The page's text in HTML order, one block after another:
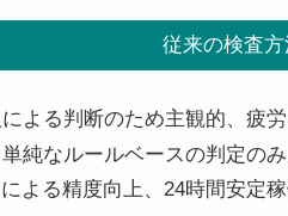
従来の検査
よる判断のため主観的、疲
純なルールベースの判定の
よる精度向上、24時間安定